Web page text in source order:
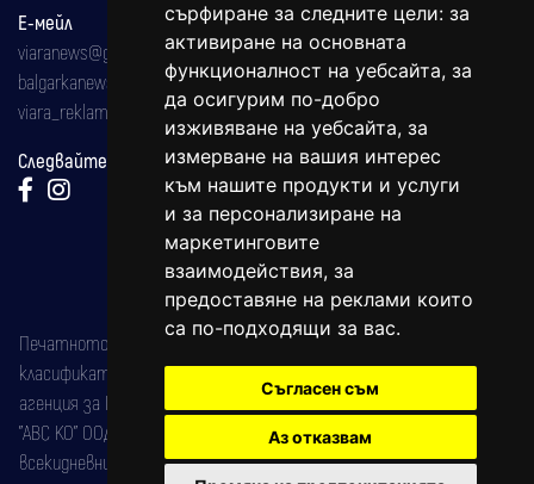
сърфиране за следните цели: за
активиране на основната
функционалност на уебсайта, за
да осигурим по-добро
изживяване на уебсайта, за
измерване на вашия интерес
към нашите продукти и услуги
и за персонализиране на
маркетинговите
взаимодействия, за
предоставяне на реклами които
са по-подходящи за вас.
Съгласен съм
Аз отказвам
Е-мейл
viaranews@gmail.com
balgarkanews@gmail.com
viara_reklama@mail.bg
Следвайте ни:
Печатното издание на вестника е регистрирано в националния
класификатор на печатните издания (Българска национална
агенция за ISSN) под номер: ISSN 1312-4722.
"АВС КО" ООД е притежател на марката: Вяра информационен
всекидневник на югозападна България, със свидетелство за марка